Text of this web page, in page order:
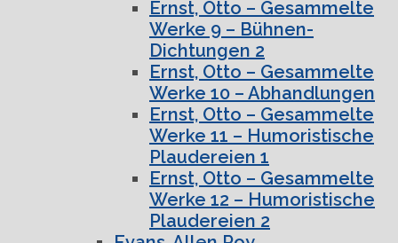
Ernst, Otto – Gesammelte
Werke 9 – Bühnen-
Dichtungen 2
Ernst, Otto – Gesammelte
Werke 10 – Abhandlungen
Ernst, Otto – Gesammelte
Werke 11 – Humoristische
Plaudereien 1
Ernst, Otto – Gesammelte
Werke 12 – Humoristische
Plaudereien 2